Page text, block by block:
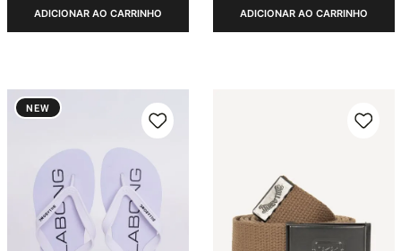
ADICIONAR AO CARRINHO ADICIONAR AO CARRINHO
NEW